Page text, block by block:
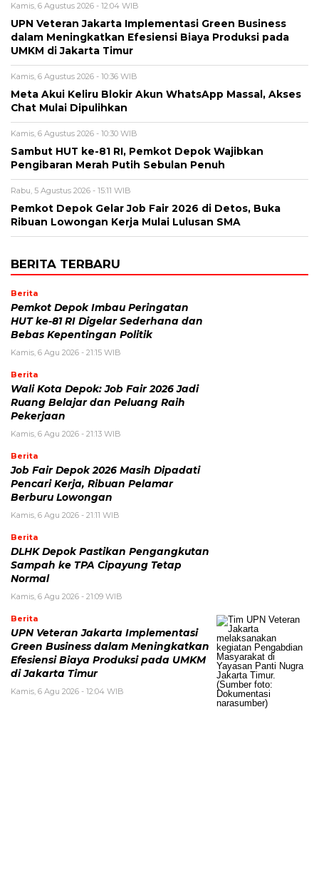
Kamis, 6 Agustus 2026 - 12:04 WIB
UPN Veteran Jakarta Implementasi Green Business
dalam Meningkatkan Efesiensi Biaya Produksi pada
UMKM di Jakarta Timur
Kamis, 6 Agustus 2026 - 10:36 WIB
Meta Akui Keliru Blokir Akun WhatsApp Massal, Akses
Chat Mulai Dipulihkan
Kamis, 6 Agustus 2026 - 10:30 WIB
Sambut HUT ke-81 RI, Pemkot Depok Wajibkan
Pengibaran Merah Putih Sebulan Penuh
Rabu, 5 Agustus 2026 - 15:11 WIB
Pemkot Depok Gelar Job Fair 2026 di Detos, Buka
Ribuan Lowongan Kerja Mulai Lulusan SMA
BERITA TERBARU
Berita
Pemkot Depok Imbau Peringatan
HUT ke-81 RI Digelar Sederhana dan
Bebas Kepentingan Politik
Kamis, 6 Agu 2026 - 21:15 WIB
Berita
Wali Kota Depok: Job Fair 2026 Jadi
Ruang Belajar dan Peluang Raih
Pekerjaan
Kamis, 6 Agu 2026 - 21:13 WIB
Berita
Job Fair Depok 2026 Masih Dipadati
Pencari Kerja, Ribuan Pelamar
Berburu Lowongan
Kamis, 6 Agu 2026 - 21:11 WIB
Berita
DLHK Depok Pastikan Pengangkutan
Sampah ke TPA Cipayung Tetap
Normal
Kamis, 6 Agu 2026 - 21:09 WIB
Berita
UPN Veteran Jakarta Implementasi
Green Business dalam Meningkatkan
Efesiensi Biaya Produksi pada UMKM
di Jakarta Timur
Kamis, 6 Agu 2026 - 12:04 WIB